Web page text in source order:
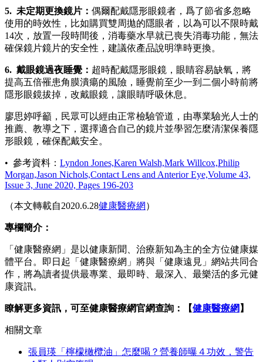
5. 未定期更換鏡片： 偶爾配戴隱形眼鏡者，爲了節省多忽略
使用的時效性，比如購買雙周拋的隱眼者，以為可以不限時戴
14次，放置一段時間後，消毒藥水早就已喪失消毒功能，無法
確保鏡片鏡片的安全性，建議依產品說明準時更換。
6. 戴眼鏡過夜睡覺： 超時配戴隱形眼鏡，眼睛容易缺氧，將
提高五倍罹患角膜潰瘍的風險，睡覺前至少一到二個小時前將
隱形眼鏡拔掉，改戴眼鏡，讓眼睛呼吸休息。
廖思婷呼籲，民眾可以經由正常檢驗管道，由專業驗光人士的
推薦、教導之下，選擇適合自己的鏡片並學習怎麼清潔保養隱
形眼鏡，確保配戴安全。
• 參考資料： Lyndon Jones,Karen Walsh,Mark Willcox,Philip
Morgan,Jason Nichols,Contact Lens and Anterior Eye,Volume 43,
Issue 3, June 2020, Pages 196-203
（本文轉載自2020.6.28健康醫療網 ）
專欄簡介：
「健康醫療網」是以健康新聞、治療新知為主的全方位健康媒
體平台。即日起「健康醫療網」將與「健康遠見」網站共同合
作，將為讀者提供最專業、最即時、最深入、最樂活的多元健
康資訊。
瞭解更多資訊，可至健康醫療網官網查詢：【健康醫療網 】
相關文章
張員瑛「檸檬橄欖油」怎麼喝？營養師曝４功效，警告